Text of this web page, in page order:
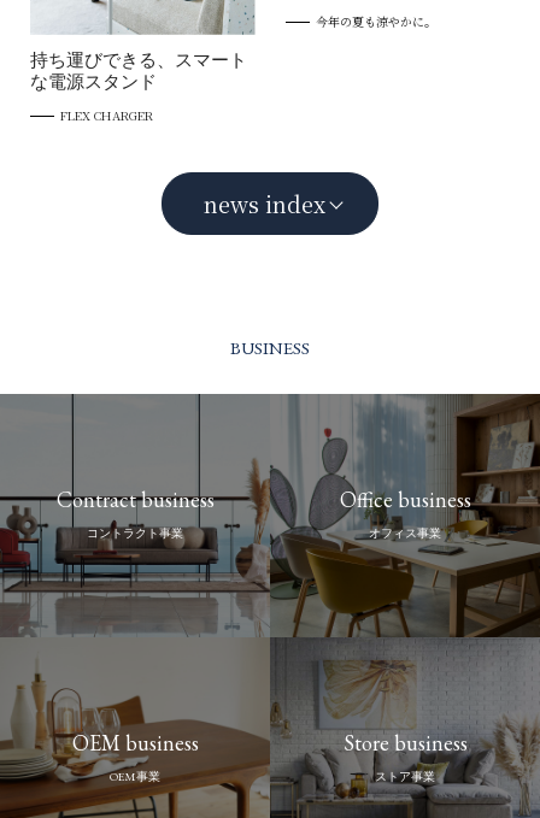
今年の夏も涼やかに。
持ち運びできる、スマート
な電源スタンド
FLEX CHARGER
news index
BUSINESS
Contract business
コントラクト事業
Office business
オフィス事業
OEM business
OEM事業
Store business
ストア事業